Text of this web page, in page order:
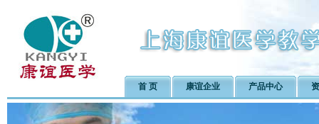
首 页 康谊企业 产品中心